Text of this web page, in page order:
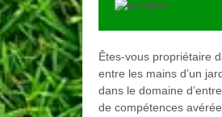
Êtes-vous propriétaire
entre les mains d’un
dans le domaine
de compétences